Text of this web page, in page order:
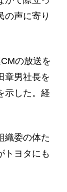
の声に寄り
の放送を
章男社長を
示した。経
織委の体た
トヨタにも